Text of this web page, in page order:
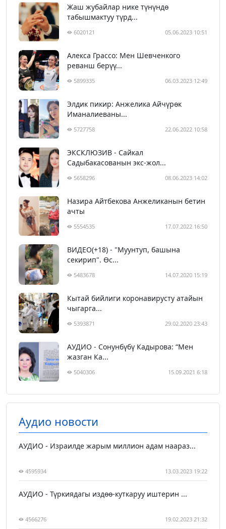
Жаш жубайлар нике түнүндө
табышмактуу түрд...
6020121 05.06.2023 10:51
Алекса Грассо: Мен Шевченкого
реванш берүү...
5899335 06.03.2023 12:49
Элдик пикир: Анжелика Айчүрөк
Иманалиеваны...
5727758 22.06.2022 10:58
ЭКСКЛЮЗИВ - Сайкал
Садыбакасованын экс-жол...
5658296 08.06.2023 14:02
Назира Айтбекова Анжеликанын бетин
ачты
5554535 17.07.2022 16:50
ВИДЕО(+18) - "Муунтуп, башына
секирип". Өс...
5483678 14.07.2020 15:19
Кытай бийлиги коронавирусту атайын
чыгарга...
5393871 29.02.2020 23:43
АУДИО - Сонунбүбү Кадырова: “Мен
жазган Ка...
5040306 15.09.2021 6:18
Аудио новости
АУДИО - Израилде жарым миллион адам наараз...
4595934 13.03.2023 19:22
АУДИО - Түркиядагы издөө-куткаруу иштерин ...
4566276 19.02.2023 21:32